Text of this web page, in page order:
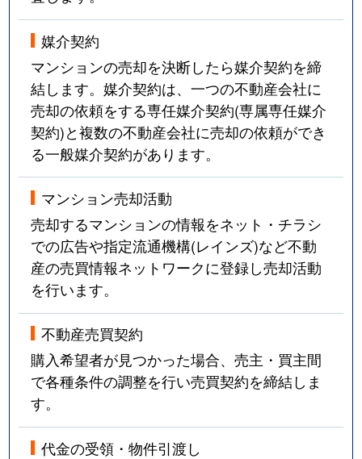
媒介契約
マンションの売却を決断したら媒介契約を締
結します。媒介契約は、一つの不動産会社に
売却の依頼をする専任媒介契約(専属専任媒介
契約)と複数の不動産会社に売却の依頼ができ
る一般媒介契約があります。
マンション売却活動
売却するマンションの情報をネット・チラシ
での広告や指定流通機構(レインズ)など不動
産の売買情報ネットワークに登録し売却活動
を行います。
不動産売買契約
購入希望者が見つかった場合、売主・買主間
で各種条件の調整を行い売買契約を締結しま
す。
代金の受領・物件引渡し